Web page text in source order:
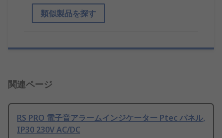
類似製品を探す
関連ページ
RS PRO 電子音アラームインジケーター Ptec パネル,
IP30 230V AC/DC